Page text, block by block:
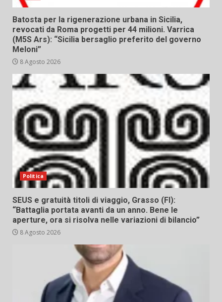
Batosta per la rigenerazione urbana in Sicilia,
revocati da Roma progetti per 44 milioni. Varrica
(M5S Ars): “Sicilia bersaglio preferito del governo
Meloni”
8 Agosto 2026
Politica
SEUS e gratuità titoli di viaggio, Grasso (FI):
“Battaglia portata avanti da un anno. Bene le
aperture, ora si risolva nelle variazioni di bilancio”
8 Agosto 2026